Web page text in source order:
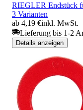
RIEGLER Endstück
3 Varianten
ab 4,19 €inkl. MwSt.
Lieferung bis 1-2
Details anzeigen